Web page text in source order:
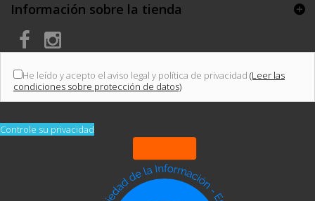
Información sobre la tienda
He leído y acepto el aviso legal y política de privacidad (Leer las
condiciones sobre protección de datos)
Controle su privacidad